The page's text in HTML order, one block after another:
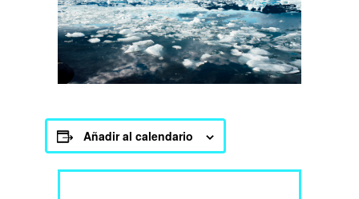
Añadir al calendario